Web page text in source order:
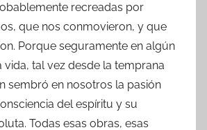
recreadas por
que nos conmovieron, y que
Porque seguramente en algún
vida, tal vez desde la temprana
sembró en nosotros la pasión
del espíritu y su
Todas esas obras, esas